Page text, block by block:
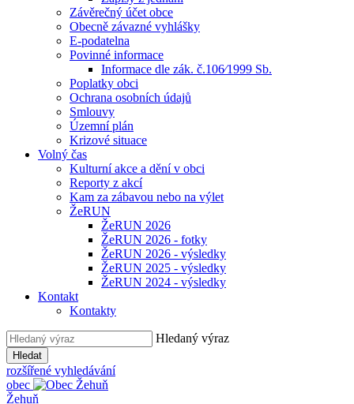
Závěrečný účet obce
Obecně závazné vyhlášky
E-podatelna
Povinné informace
Informace dle zák. č.106⁄1999 Sb.
Poplatky obci
Ochrana osobních údajů
Smlouvy
Územní plán
Krizové situace
Volný čas
Kulturní akce a dění v obci
Reporty z akcí
Kam za zábavou nebo na výlet
ŽeRUN
ŽeRUN 2026
ŽeRUN 2026 - fotky
ŽeRUN 2026 - výsledky
ŽeRUN 2025 - výsledky
ŽeRUN 2024 - výsledky
Kontakt
Kontakty
Hledaný výraz
Hledat
rozšířené vyhledávání
obec
Žehuň